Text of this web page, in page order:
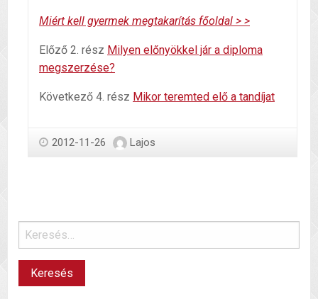
Miért kell gyermek megtakarítás főoldal > >
Előző 2. rész Milyen előnyökkel jár a diploma
megszerzése?
Következő 4. rész Mikor teremted elő a tandíjat
2012-11-26 Lajos